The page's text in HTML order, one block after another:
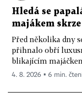
Hledá se
majákem
Před několika dny
přihnalo obří
blikajícím
4. 8. 2026 ▪ 6 min.